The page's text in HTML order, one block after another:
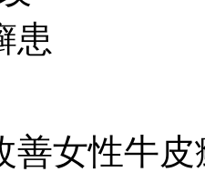
善女性牛